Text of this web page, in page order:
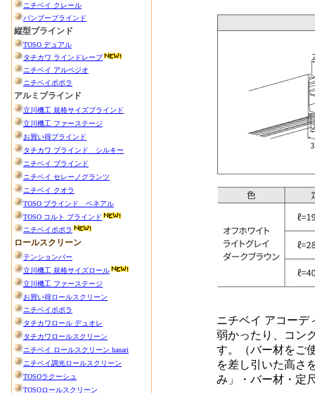
ニチベイ アコーデ
弱かったり、コン
す。（バー材をご
を差し引いた高さ
み」・バー材・定